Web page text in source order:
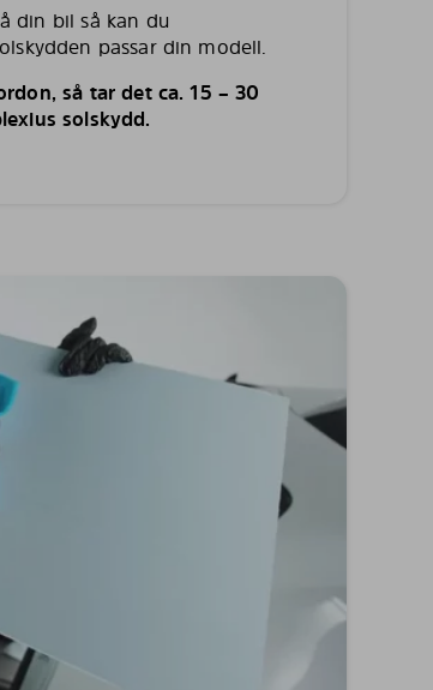
din bil så kan du
passar din modell.
så tar det ca. 15 – 30
solskydd.